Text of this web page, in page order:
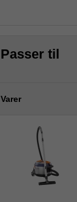
Passer til
Varer